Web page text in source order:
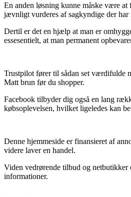
En anden løsning kunne måske være
jævnligt vurderes af sagkyndige der
Dertil er det en hjælp at man er
essesentielt, at man permanent
Trustpilot fører til sådan set værdifulde
Matt brun før du shopper.
Facebook tilbyder dig også en lang
købsoplevelsen, hvilket ligeledes kan
Denne hjemmeside er finansieret af
videre laver en handel.
Viden vedrørende tilbud og netbutikker
informationer.